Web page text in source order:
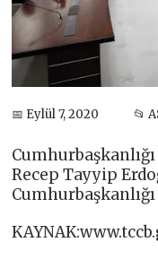
📅 Eylül 7, 2020 📂
Recep Tayyip